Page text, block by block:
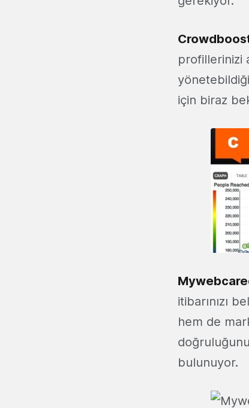
profillerinizi
için biraz
itibarınızı
hem de
bulunuyor.